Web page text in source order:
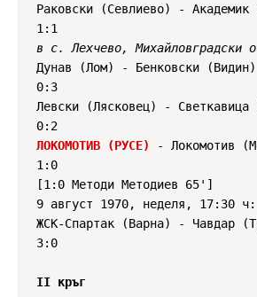
Раковски (Севлиево) - Академик
в с. Лехчево, Михайловградски
Дунав (Лом) - Бенковски (Видин)
0:3
Левски (Лясковец) - Светкавица
ЛОКОМОТИВ (РУСЕ)
- Локомотив
1:0
[1:0 Методи Методиев 65']
9 август 1970, неделя, 17:30 ч:
ЖСК-Спартак (Варна) - Чавдар
3:0
II кръг